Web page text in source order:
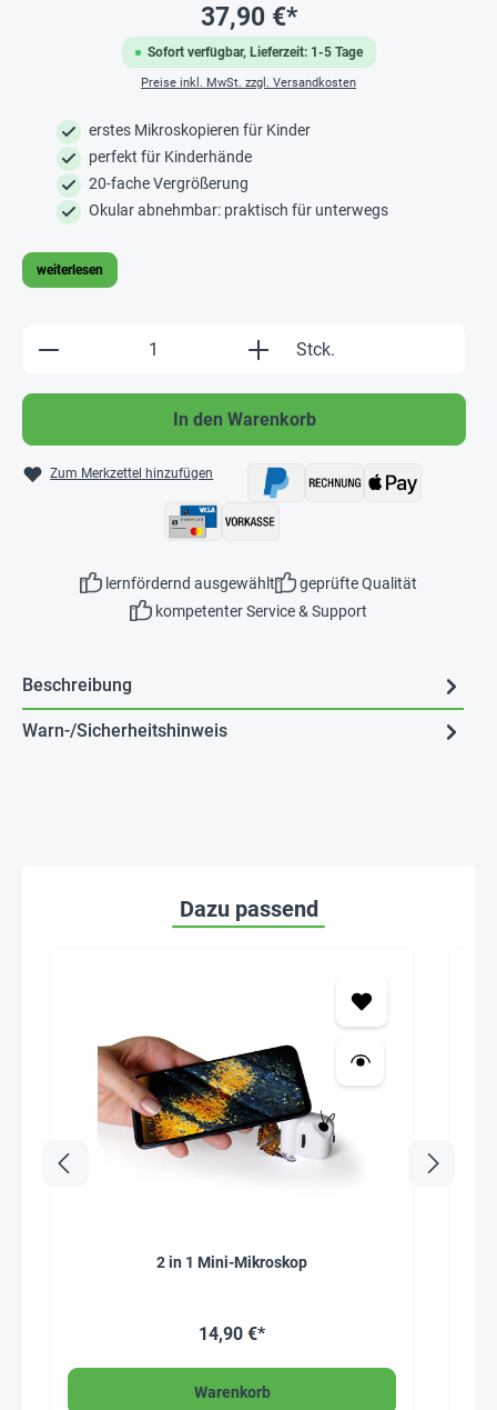
Sofort verfügbar, Lieferzeit: 1-5 Tage
37,90 €*
Preise inkl. MwSt. zzgl. Versandkosten
erstes Mikroskopieren für Kinder
perfekt für Kinderhände
20-fache Vergrößerung
Okular abnehmbar: praktisch für unterwegs
weiterlesen
Produkt Anzahl: Gib den gewünschten
Stck.
In den Warenkorb
Zum Merkzettel hinzufügen
lernfördernd ausgewählt
geprüfte Qualität
kompetenter Service & Support
Beschreibung
Warn-/Sicherheitshinweis
Dazu passend
2 in 1 Mini-Mikroskop
14,90 €*
Warenkorb